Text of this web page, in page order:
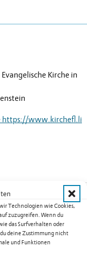
Technologien wie Cookies,
zuzugreifen. Wenn du
das Surfverhalten oder
deine Zustimmung nicht
und Funktionen
Kirche in
https://www.kirchefl.li
in